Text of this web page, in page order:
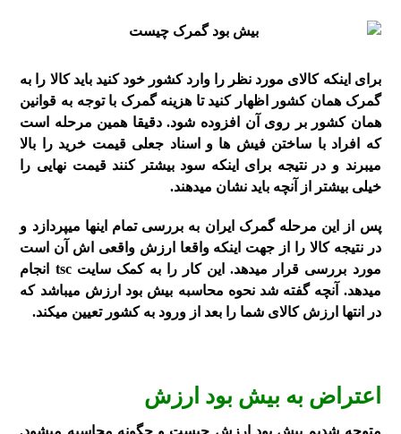
برای اینکه کالای مورد نظر را وارد کشور خود کنید باید کالا را به
گمرک همان کشور اظهار کنید تا هزینه گمرک با توجه به قوانین
همان کشور بر روی آن افزوده شود. دقیقا همین مرحله است
که افراد با ساختن فیش ها و اسناد جعلی قیمت خرید را بالا
میبرند و در نتیجه برای اینکه سود بیشتر کنند قیمت نهایی را
خیلی بیشتر از آنچه باید نشان میدهند.
پس از این مرحله گمرک ایران به بررسی تمام اینها میپردازد و
در نتیجه کالا را از جهت اینکه واقعا ارزش واقعی اش آن است
مورد بررسی قرار میدهد. این کار را به کمک سایت tsc انجام
میدهد. آنچه گفته شد نحوه محاسبه بیش بود ارزش میباشد که
در انتها ارزش کالای شما را بعد از ورود به کشور تعیین میکند.
اعتراض به بیش بود ارزش
متوجه شدیم بیش بود ارزش چیست و چگونه محاسبه میشود.